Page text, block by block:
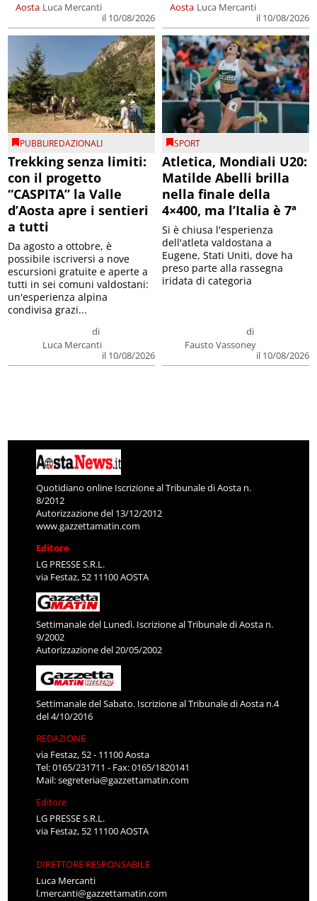
Aosta Luca Mercanti
il 10/08/2026
Aosta Luca Mercanti
il 10/08/2026
PUBBLIREDAZIONALI
Trekking senza limiti:
con il progetto
“CASPITA” la Valle
d’Aosta apre i sentieri
a tutti
di
Luca Mercanti
il 10/08/2026
Da agosto a ottobre, è
possibile iscriversi a nove
escursioni gratuite e aperte a
tutti in sei comuni valdostani:
un'esperienza alpina
condivisa grazi...
SPORT
Atletica, Mondiali U20:
Matilde Abelli brilla
nella finale della
4×400, ma l’Italia è 7ª
di
Fausto Vassoney
il 10/08/2026
Si è chiusa l'esperienza
dell'atleta valdostana a
Eugene, Stati Uniti, dove ha
preso parte alla rassegna
iridata di categoria
Quotidiano online Iscrizione al Tribunale di Aosta n.
8/2012
Autorizzazione del 13/12/2012
www.gazzettamatin.com
Editore
LG PRESSE S.R.L.
via Festaz, 52 11100 AOSTA
Settimanale del Lunedì. Iscrizione al Tribunale di Aosta n.
9/2002
Autorizzazione del 20/05/2002
Settimanale del Sabato. Iscrizione al Tribunale di Aosta n.4
del 4/10/2016
REDAZIONE
via Festaz, 52 - 11100 Aosta
Tel: 0165/231711 - Fax: 0165/1820141
Mail:segreteria@gazzettamatin.com
Editore
LG PRESSE S.R.L.
via Festaz, 52 11100 AOSTA
DIRETTORE RESPONSABILE
Luca Mercanti
l.mercanti@gazzettamatin.com